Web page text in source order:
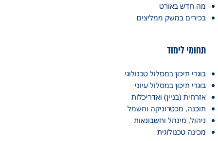
מה חדש באורט
בכירים במשק ממליצים
תחומי לימוד
בוגרי תיכון במסלול טכנולוגי
בוגרי תיכון במסלול עיוני
אזרחית (בניין) ואדריכלות
תוכנה, מכטרוניקה וחשמל
ניהול, מינהל וחשבונאות
מכינה טכנולוגית